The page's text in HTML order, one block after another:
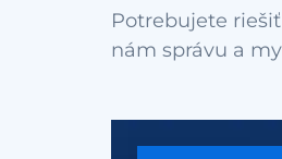
Potrebujete